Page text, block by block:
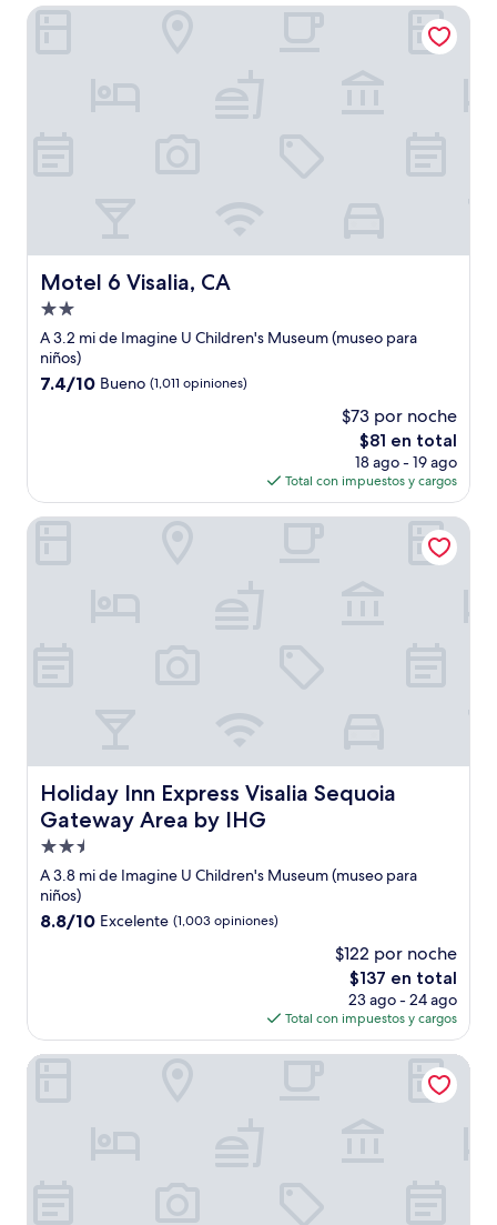
de
Motel 6 Visalia, CA
Motel 6 Visalia, CA
Propiedad
de
2.0
estrellas
A 3.2 mi de Imagine U Children's Museum (museo para
niños)
7.4
7.4/10 Bueno (1,011 opiniones)
$73 por noche
El
precio
actual
es
de
$81 en total
18 ago - 19 ago
Total con impuestos y cargos
Motel 6 Visalia, CA
Holiday Inn Express Visalia Sequoia
Gateway Area by IHG
Holiday Inn Express Visalia Sequoia Gateway Area by
Propiedad
de
2.5
estrellas
A 3.8 mi de Imagine U Children's Museum (museo para
niños)
8.8
8.8/10 Excelente (1,003 opiniones)
$122 por noche
El
precio
actual
es
de
$137 en total
23 ago - 24 ago
Total con impuestos y cargos
Holiday Inn Express Visalia Sequoia Gateway Area by IHG
Wyndham Visalia